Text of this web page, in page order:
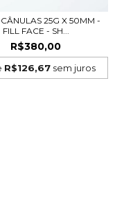
25G X 50MM -
FILL FACE - SH...
R$380,00
R$126,67sem juros